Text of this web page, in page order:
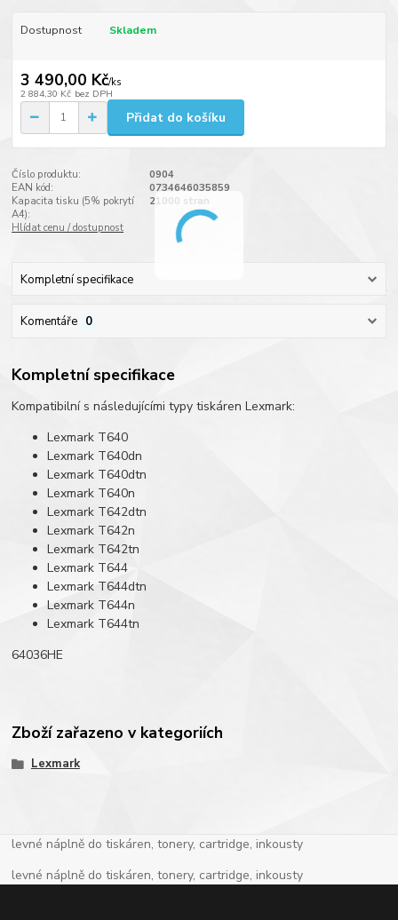
Dostupnost Skladem
3 490,00 Kč/ks
2 884,30 Kč bez DPH
Přidat do košíku
Číslo produktu:
0904
EAN kód:
0734646035859
Kapacita tisku (5% pokrytí
A4):
21000 stran
Hlídat cenu / dostupnost
Kompletní specifikace
Komentáře 0
Kompletní specifikace
Kompatibilní s následujícími typy tiskáren Lexmark:
Lexmark T640
Lexmark T640dn
Lexmark T640dtn
Lexmark T640n
Lexmark T642dtn
Lexmark T642n
Lexmark T642tn
Lexmark T644
Lexmark T644dtn
Lexmark T644n
Lexmark T644tn
64036HE
Zboží zařazeno v kategoriích
Lexmark
levné náplně do tiskáren, tonery, cartridge, inkousty
levné náplně do tiskáren, tonery, cartridge, inkousty